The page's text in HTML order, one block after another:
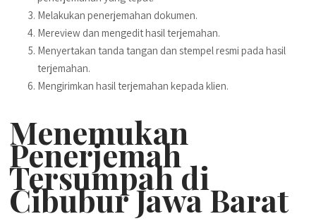
Melakukan penerjemahan dokumen.
Mereview dan mengedit hasil terjemahan.
Menyertakan tanda tangan dan stempel resmi pada hasil
terjemahan.
Mengirimkan hasil terjemahan kepada klien.
Menemukan
Penerjemah
Tersumpah di
Cibubur Jawa Barat